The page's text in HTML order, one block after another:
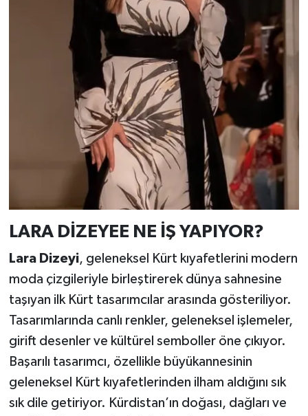
LARA DİZEYEE NE İŞ YAPIYOR?
Lara Dizeyi, geleneksel Kürt kıyafetlerini modern
moda çizgileriyle birleştirerek dünya sahnesine
taşıyan ilk Kürt tasarımcılar arasında gösteriliyor.
Tasarımlarında canlı renkler, geleneksel işlemeler,
girift desenler ve kültürel semboller öne çıkıyor.
Başarılı tasarımcı, özellikle büyükannesinin
geleneksel Kürt kıyafetlerinden ilham aldığını sık
sık dile getiriyor. Kürdistan’ın doğası, dağları ve